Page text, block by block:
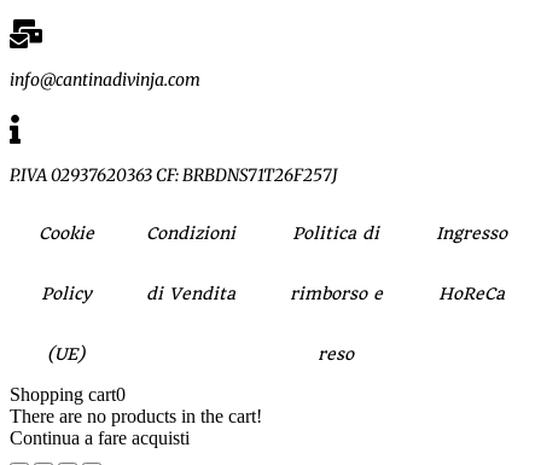
info@cantinadivinja.com
P.IVA 02937620363 CF: BRBDNS71T26F257J
Cookie
Policy
(UE)
Condizioni
di Vendita
Politica di
rimborso e
reso
Ingresso
HoReCa
Shopping cart0
There are no products in the cart!
Continua a fare acquisti